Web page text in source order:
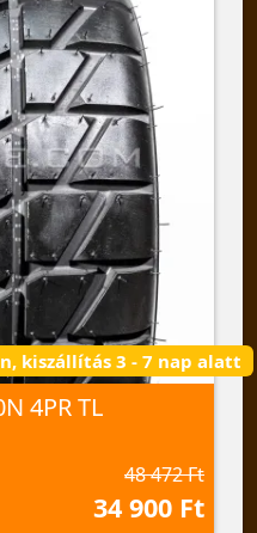
kiszállítás 3 - 7 nap alatt
4PR TL
48 472 Ft
34 900 Ft